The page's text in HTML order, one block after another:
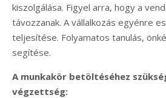
kiszolgálása. Figyel arra, hogy a
távozzanak. A vállalkozás egyénre
teljesítése. Folyamatos tanulás,
segítése.
A munkakör betöltéséhez
végzettség: